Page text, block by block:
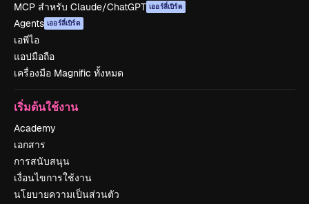
MCP สำหรับ Claude/ChatGPT เออร์ลี่เบิร์ด
Agents เออร์ลี่เบิร์ด
เอพีไอ
แอปมือถือ
เครื่องมือ Magnific ทั้งหมด
เริ่มต้นใช้งาน
Academy
เอกสาร
การสนับสนุน
เงื่อนไขการใช้งาน
นโยบายความเป็นส่วนตัว